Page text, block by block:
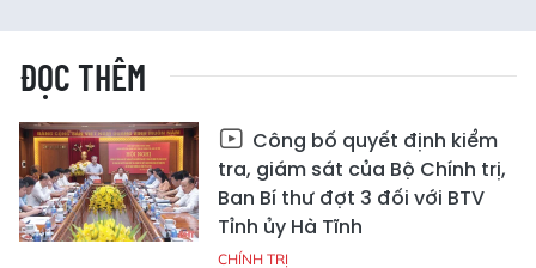
ĐỌC THÊM
Công bố quyết định kiểm
tra, giám sát của Bộ Chính trị,
Ban Bí thư đợt 3 đối với BTV
Tỉnh ủy Hà Tĩnh
CHÍNH TRỊ